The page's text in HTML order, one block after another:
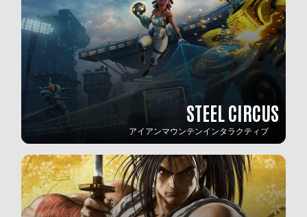
STEEL CIRCUS
アイアンマウンテンインタラクティブ